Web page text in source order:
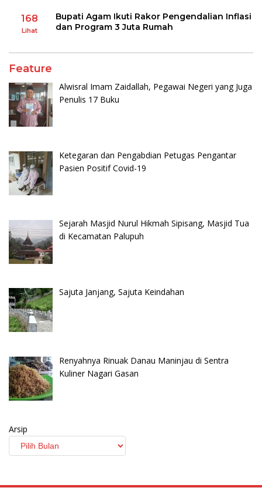
168
Lihat
Bupati Agam Ikuti Rakor Pengendalian Inflasi
dan Program 3 Juta Rumah
Feature
Alwisral Imam Zaidallah, Pegawai Negeri yang Juga
Penulis 17 Buku
Ketegaran dan Pengabdian Petugas Pengantar
Pasien Positif Covid-19
Sejarah Masjid Nurul Hikmah Sipisang, Masjid Tua
di Kecamatan Palupuh
Sajuta Janjang, Sajuta Keindahan
Renyahnya Rinuak Danau Maninjau di Sentra
Kuliner Nagari Gasan
Arsip